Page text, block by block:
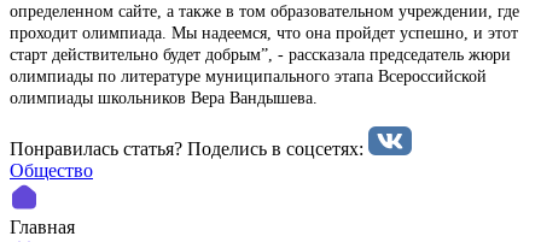
определенном сайте, а также в том образовательном учреждении, где
проходит олимпиада. Мы надеемся, что она пройдет успешно, и этот
старт действительно будет добрым”, - рассказала председатель жюри
олимпиады по литературе муниципального этапа Всероссийской
олимпиады школьников Вера Вандышева.
Понравилась статья? Поделиcь в соцсетях:
Общество
Главная